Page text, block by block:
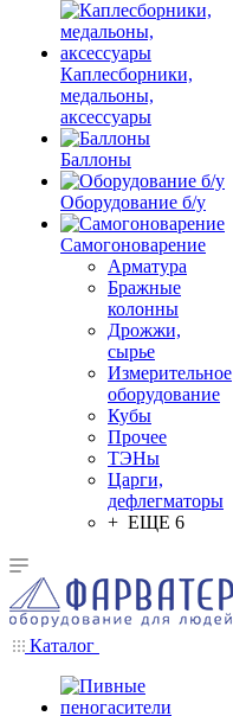
Каплесборники,
медальоны,
аксессуары
Баллоны
Оборудование б/у
Самогоноварение
Арматура
Бражные
колонны
Дрожжи,
сырье
Измерительное
оборудование
Кубы
Прочее
ТЭНы
Царги,
дефлегматоры
+ ЕЩЕ 6
Каталог